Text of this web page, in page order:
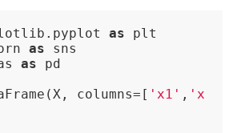
as
as
as pd
columns=[ 'x1' , 'x